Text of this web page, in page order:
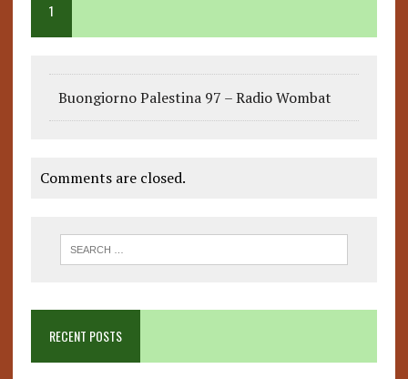
1
Buongiorno Palestina 97 – Radio Wombat
Comments are closed.
RECENT POSTS